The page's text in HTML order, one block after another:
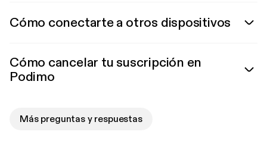
Cómo conectarte a otros dispositivos
Cómo cancelar tu suscripción en
Podimo
Más preguntas y respuestas